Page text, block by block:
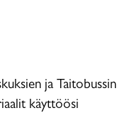
ja Taitobussin
käyttöösi